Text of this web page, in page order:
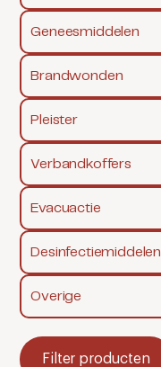
Geneesmiddelen
Brandwonden
Pleister
Verbandkoffers
Evacuactie
Desinfectiemiddelen
Overige
Filter producten